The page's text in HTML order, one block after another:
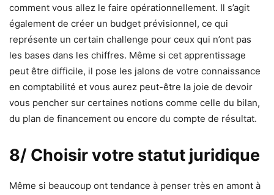
comment vous allez le faire opérationnellement. Il s’agit
également de créer un budget prévisionnel, ce qui
représente un certain challenge pour ceux qui n’ont pas
les bases dans les chiffres. Même si cet apprentissage
peut être difficile, il pose les jalons de votre connaissance
en comptabilité et vous aurez peut-être la joie de devoir
vous pencher sur certaines notions comme celle du bilan,
du plan de financement ou encore du compte de résultat.
8/ Choisir votre statut juridique
Même si beaucoup ont tendance à penser très en amont à